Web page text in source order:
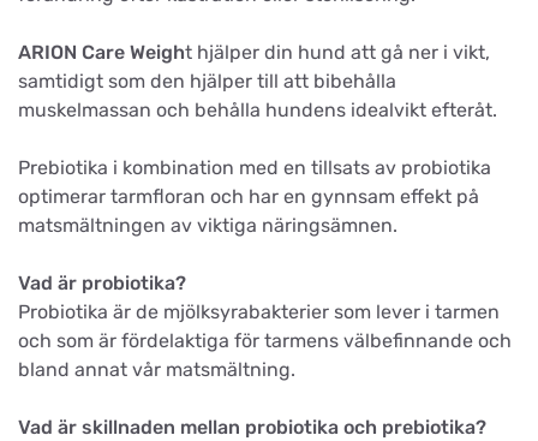
ARION Care Weight hjälper din hund att gå ner i vikt,
samtidigt som den hjälper till att bibehålla
muskelmassan och behålla hundens idealvikt efteråt.
Prebiotika i kombination med en tillsats av probiotika
optimerar tarmfloran och har en gynnsam effekt på
matsmältningen av viktiga näringsämnen.
Vad är probiotika?
Probiotika är de mjölksyrabakterier som lever i tarmen
och som är fördelaktiga för tarmens välbefinnande och
bland annat vår matsmältning.
Vad är skillnaden mellan probiotika och prebiotika?